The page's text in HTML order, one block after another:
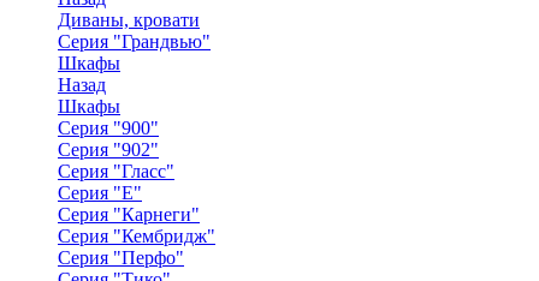
Диваны, кровати
Серия "Грандвью"
Шкафы
Назад
Шкафы
Серия "900"
Серия "902"
Серия "Гласс"
Серия "Е"
Серия "Карнеги"
Серия "Кембридж"
Серия "Перфо"